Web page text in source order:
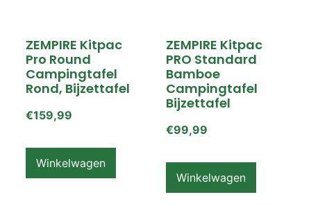
ZEMPIRE Kitpac
Pro Round
Campingtafel
Rond, Bijzettafel
€159,99
Winkelwagen
ZEMPIRE Kitpac
PRO Standard
Bamboe
Campingtafel
Bijzettafel
€99,99
Winkelwagen